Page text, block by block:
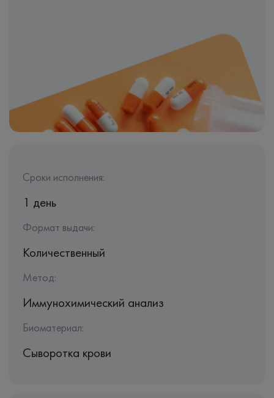
Сроки исполнения:
1 день
Формат выдачи:
Количественный
Метод:
Иммунохимический анализ
Биоматериал:
Сыворотка крови